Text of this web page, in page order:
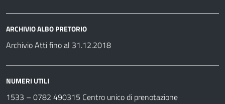
ARCHIVIO ALBO PRETORIO
Archivio Atti fino al 31.12.2018
NUMERI UTILI
1533 – 0782 490315 Centro unico di prenotazione